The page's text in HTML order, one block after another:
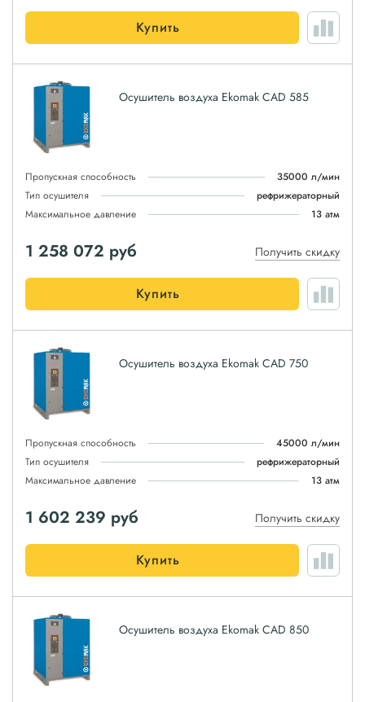
Купить
Осушитель воздуха Ekomak CAD 585
Пропускная способность
35000 л/мин
Тип осушителя
рефрижераторный
Максимальное давление
13 атм
1 258 072 руб Получить скидку
Купить
Осушитель воздуха Ekomak CAD 750
Пропускная способность
45000 л/мин
Тип осушителя
рефрижераторный
Максимальное давление
13 атм
1 602 239 руб Получить скидку
Купить
Осушитель воздуха Ekomak CAD 850